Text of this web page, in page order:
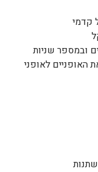
קדמי
ובמספר שניות
האופניים לאופני